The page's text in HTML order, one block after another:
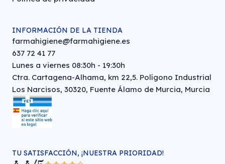
INFORMACIÓN DE LA TIENDA
farmahigiene@farmahigiene.es
637 72 41 77
Lunes a viernes 08:30h - 19:30h
Ctra. Cartagena-Alhama, km 22,5. Polígono Industrial
Los Narcisos, 30320, Fuente Álamo de Murcia, Murcia
TU SATISFACCIÓN, ¡NUESTRA PRIORIDAD!